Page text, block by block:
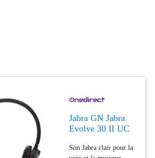
Jabra GN Jabra
Evolve 30 II UC
Casque mono
Son Jabra clair pour la